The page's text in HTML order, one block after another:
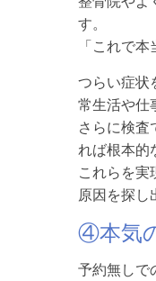
す。
「これで
つらい症状
常生活や仕
さらに検
れば根本的
これらを
原因を探し
④本気
予約無しで